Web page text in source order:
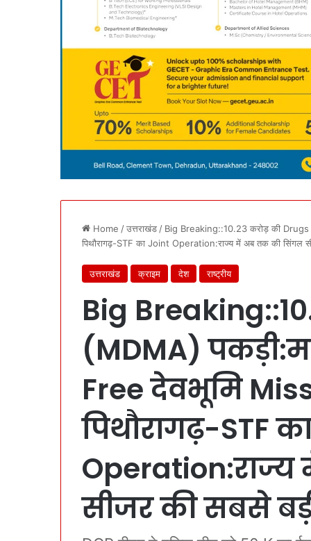
Home /उत्तराखंड / Big Breaking::10.23 करोड़ की Drugs
पिथौरागढ़-STF का Joint Operation:राज्य में अब तक की सिंगल
उत्तराखंड क्राइम देश राष्ट्रीय
Big
(MDMA)
Free देवभूमि
पिथौरागढ़-STF
सीजर की सबसे